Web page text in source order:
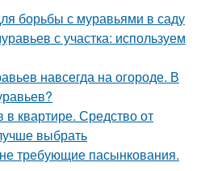
борьбы с муравьями в саду
с участка: используем
навсегда на огороде. В
квартире. Средство от
выбрать
требующие пасынкования.